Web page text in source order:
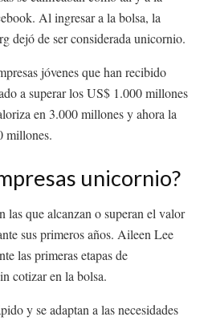
Al ingresar a la bolsa, la
dejó de ser considerada unicornio.
jóvenes que han recibido
a superar los US$ 1.000 millones
en 3.000 millones y ahora la
millones.
unicornio?
las que alcanzan o superan el valor
sus primeros años. Aileen Lee
las primeras etapas de
cotizar en la bolsa.
y se adaptan a las necesidades